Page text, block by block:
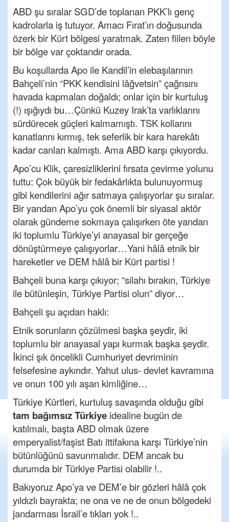
ABD şu sıralar SGD’de toplanan PKK’lı genç
kadrolarla iş tutuyor. Amacı Fırat’ın doğusunda
özerk bir Kürt bölgesi yaratmak. Zaten fiilen böyle
bir bölge var çoktandır orada.
Bu koşullarda Apo ile Kandil’in elebaşılarının
Bahçeli’nin “PKK kendisini lâğvetsin” çağrısını
havada kapmaları doğaldı; onlar için bir kurtuluş
(!) ışığıydı bu…Çünkü Kuzey Irak’ta varlıklarını
sürdürecek güçleri kalmamıştı. TSK kollarını
kanatlarını kırmış, tek seferlik bir kara harekâtı
kadar canları kalmıştı. Ama ABD karşı çıkıyordu.
Apo’cu Klik, çaresizliklerini fırsata çevirme yolunu
tuttu: Çok büyük bir fedakârlıkta bulunuyormuş
gibi kendilerini ağır satmaya çalışıyorlar şu sıralar.
Bir yandan Apo’yu çok önemli bir siyasal aktör
olarak gündeme sokmaya çalışırken öte yandan
iki toplumlu Türkiye’yi anayasal bir gerçeğe
dönüştürmeye çalışıyorlar…Yani hâlâ etnik bir
hareketler ve DEM hâlâ bir Kürt partisi !
Bahçeli buna karşı çıkıyor; “silahı bırakın, Türkiye
ile bütünleşin, Türkiye Partisi olun” diyor…
Bahçeli şu açıdan haklı:
Etnik sorunların çözülmesi başka şeydir, iki
toplumlu bir anayasal yapı kurmak başka şeydir.
İkinci şık öncelikli Cumhuriyet devriminin
felsefesine aykırıdır. Yahut ulus- devlet kavramına
ve onun 100 yılı aşan kimliğine…
Türkiye Kürtleri, kurtuluş savaşında olduğu gibi
tam bağımsız Türkiye idealine bugün de
katılmalı, başta ABD olmak üzere
emperyalist/faşist Batı ittifakına karşı Türkiye’nin
bütünlüğünü savunmalıdır. DEM ancak bu
durumda bir Türkiye Partisi olabilir !..
Bakıyoruz Apo’ya ve DEM’e bir gözleri hâlâ çok
yıldızlı bayrakta; ne ona ve ne de onun bölgedeki
jandarması İsrail’e tıkları yok !..